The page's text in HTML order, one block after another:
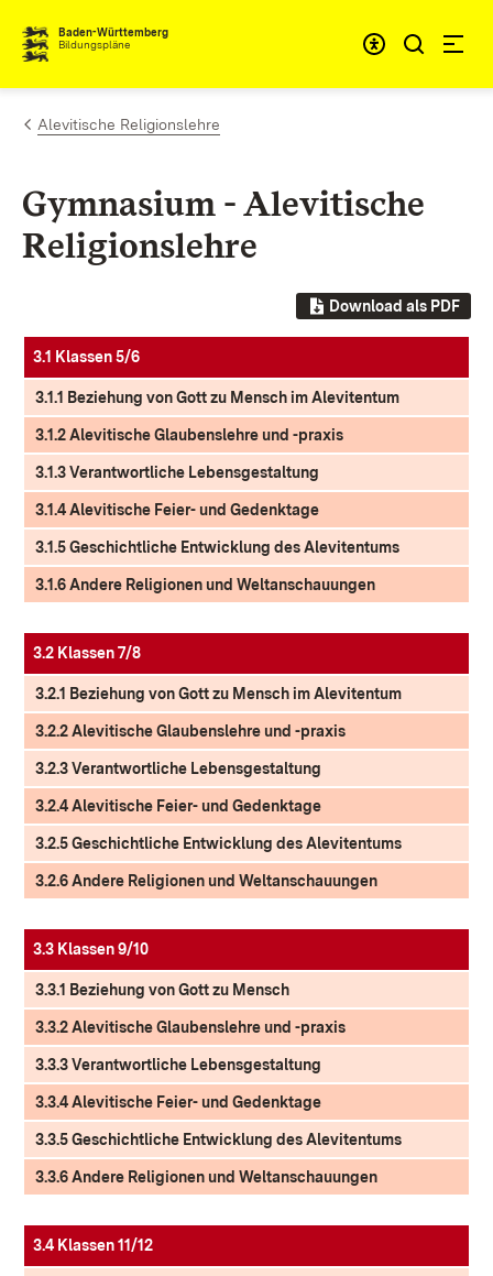
Zum Inhalt springen
Baden-Württemberg
Bildungspläne
Alevitische Religionslehre
Gymnasium - Alevitische
Religionslehre
Download als PDF
3.1 Klassen 5/6
3.1.1 Beziehung von Gott zu Mensch im Alevitentum
3.1.2 Alevitische Glaubenslehre und -praxis
3.1.3 Verantwortliche Lebensgestaltung
3.1.4 Alevitische Feier- und Gedenktage
3.1.5 Geschichtliche Entwicklung des Alevitentums
3.1.6 Andere Religionen und Weltanschauungen
3.2 Klassen 7/8
3.2.1 Beziehung von Gott zu Mensch im Alevitentum
3.2.2 Alevitische Glaubenslehre und -praxis
3.2.3 Verantwortliche Lebensgestaltung
3.2.4 Alevitische Feier- und Gedenktage
3.2.5 Geschichtliche Entwicklung des Alevitentums
3.2.6 Andere Religionen und Weltanschauungen
3.3 Klassen 9/10
3.3.1 Beziehung von Gott zu Mensch
3.3.2 Alevitische Glaubenslehre und -praxis
3.3.3 Verantwortliche Lebensgestaltung
3.3.4 Alevitische Feier- und Gedenktage
3.3.5 Geschichtliche Entwicklung des Alevitentums
3.3.6 Andere Religionen und Weltanschauungen
3.4 Klassen 11/12